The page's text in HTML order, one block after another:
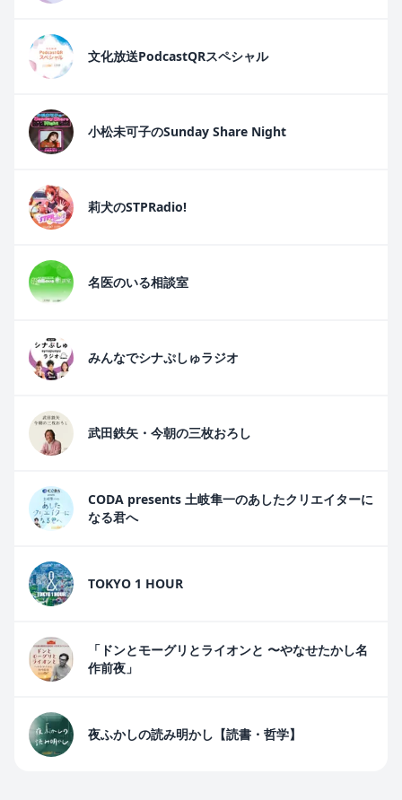
文化放送PodcastQRスペシャル
小松未可子のSunday Share Night
莉犬のSTPRadio!
名医のいる相談室
みんなでシナぷしゅラジオ
武田鉄矢・今朝の三枚おろし
CODA presents 土岐隼一のあしたクリエイターに
なる君へ
TOKYO 1 HOUR
「ドンとモーグリとライオンと 〜やなせたかし名
作前夜」
夜ふかしの読み明かし【読書・哲学】